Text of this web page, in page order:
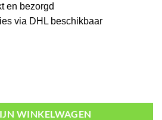
en bezorgd
via DHL beschikbaar
Regular 125 ml aantal
WINKELWAGEN